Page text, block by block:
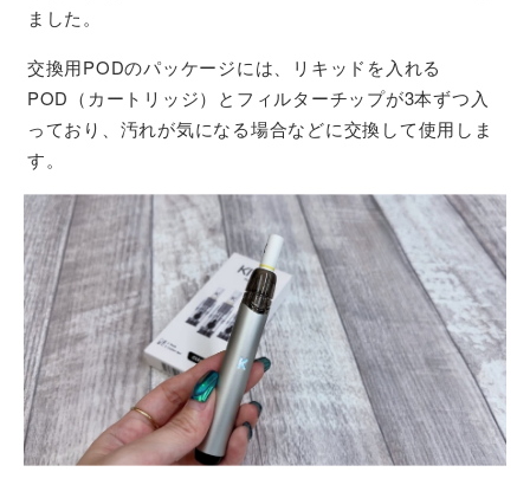
ました。
交換用PODのパッケージには、リキッドを入れる
POD（カートリッジ）とフィルターチップが3本ずつ入
っており、汚れが気になる場合などに交換して使用しま
す。